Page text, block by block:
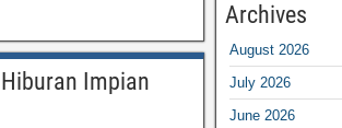
Impian
Archives
August 2026
July 2026
June 2026